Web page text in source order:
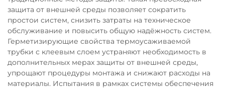
защита от внешней среды позволяет сократить
простои систем, снизить затраты на техническое
обслуживание и повысить общую надёжность систем.
Герметизирующие свойства термоусаживаемой
трубки с клеевым слоем устраняют необходимость в
дополнительных мерах защиты от внешней среды,
упрощают процедуры монтажа и снижают расходы на
материалы. Испытания в рамках системы обеспечения